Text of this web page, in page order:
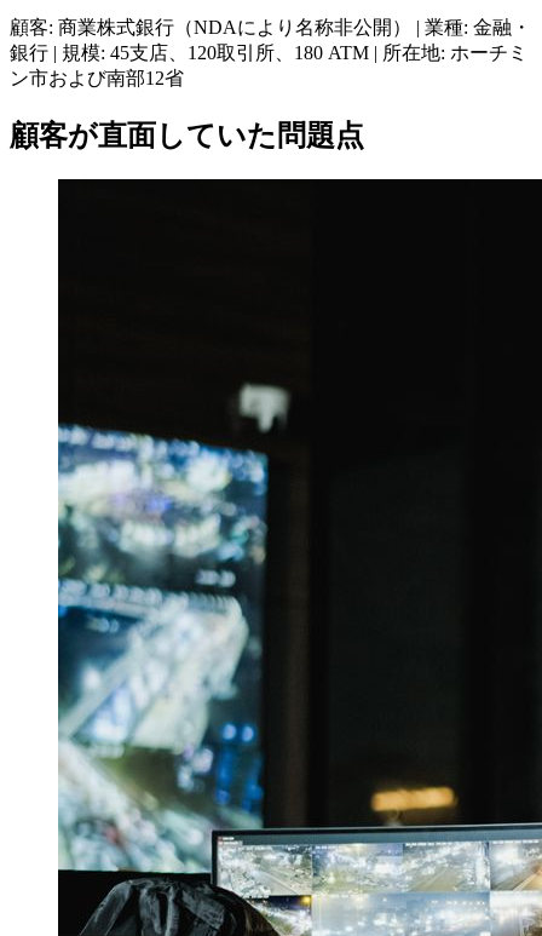
顧客: 商業株式銀行（NDAにより名称非公開） | 業種: 金融・
銀行 | 規模: 45支店、120取引所、180 ATM | 所在地: ホーチミ
ン市および南部12省
顧客が直面していた問題点